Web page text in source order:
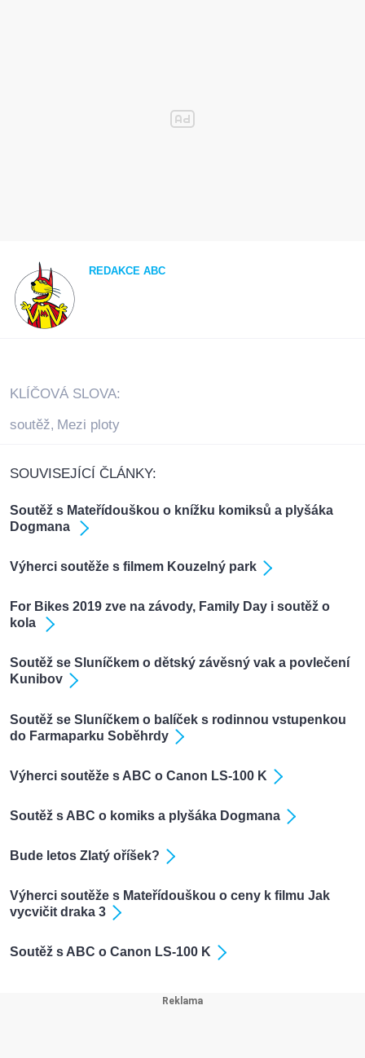
REDAKCE ABC
KLÍČOVÁ SLOVA:
soutěž, Mezi ploty
SOUVISEJÍCÍ ČLÁNKY:
Soutěž s Mateřídouškou o knížku komiksů a plyšáka
Dogmana
Výherci soutěže s filmem Kouzelný park
For Bikes 2019 zve na závody, Family Day i soutěž o
kola
Soutěž se Sluníčkem o dětský závěsný vak a povlečení
Kunibov
Soutěž se Sluníčkem o balíček s rodinnou vstupenkou
do Farmaparku Soběhrdy
Výherci soutěže s ABC o Canon LS-100 K
Soutěž s ABC o komiks a plyšáka Dogmana
Bude letos Zlatý oříšek?
Výherci soutěže s Mateřídouškou o ceny k filmu Jak
vycvičit draka 3
Soutěž s ABC o Canon LS-100 K